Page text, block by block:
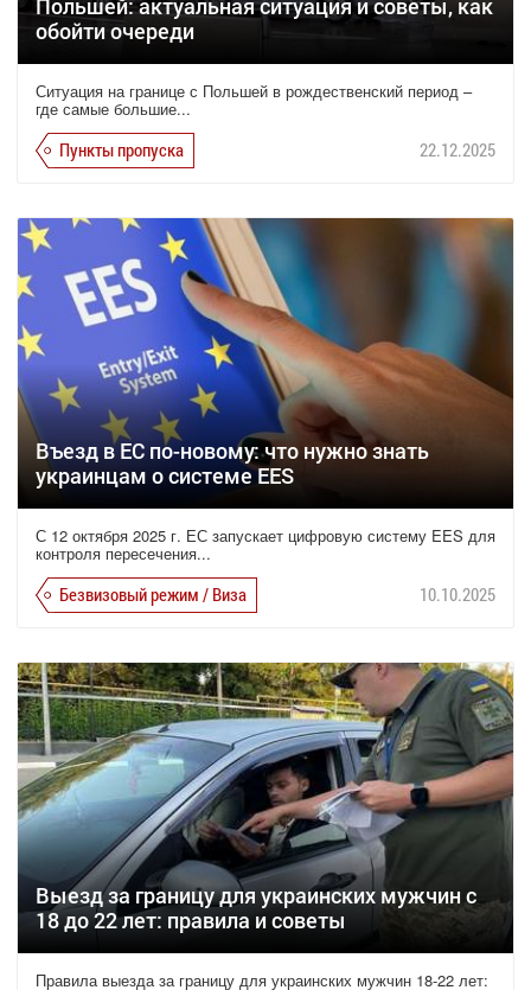
Польшей: актуальная ситуация и советы, как
обойти очереди
Ситуация на границе с Польшей в рождественский период –
где самые большие...
Пункты пропуска 22.12.2025
Въезд в ЕС по-новому: что нужно знать
украинцам о системе EES
С 12 октября 2025 г. ЕС запускает цифровую систему EES для
контроля пересечения...
Безвизовый режим / Виза 10.10.2025
Выезд за границу для украинских мужчин с
18 до 22 лет: правила и советы
Правила выезда за границу для украинских мужчин 18-22 лет: